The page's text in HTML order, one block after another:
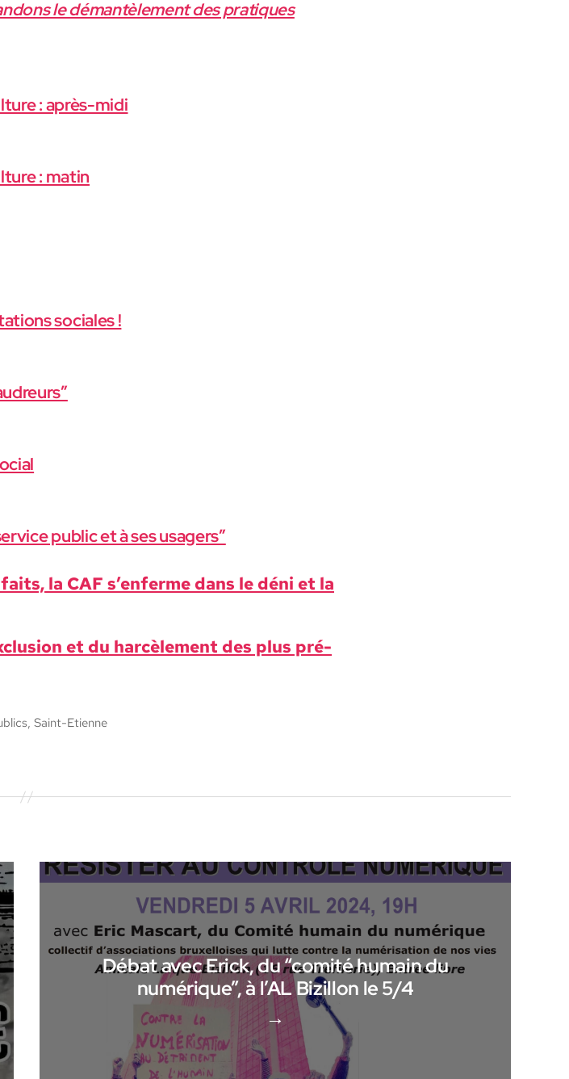
le démantèlement des pratiques
: après-midi
: matin
sociales !
public et à ses usagers”
la CAF s’enferme dans le déni et la
et du har­cèle­ment des plus pré­
, Saint-Etienne
→
Débat avec Erick, du “comité humain du
numérique”, à l’AL Bizillon le 5/4